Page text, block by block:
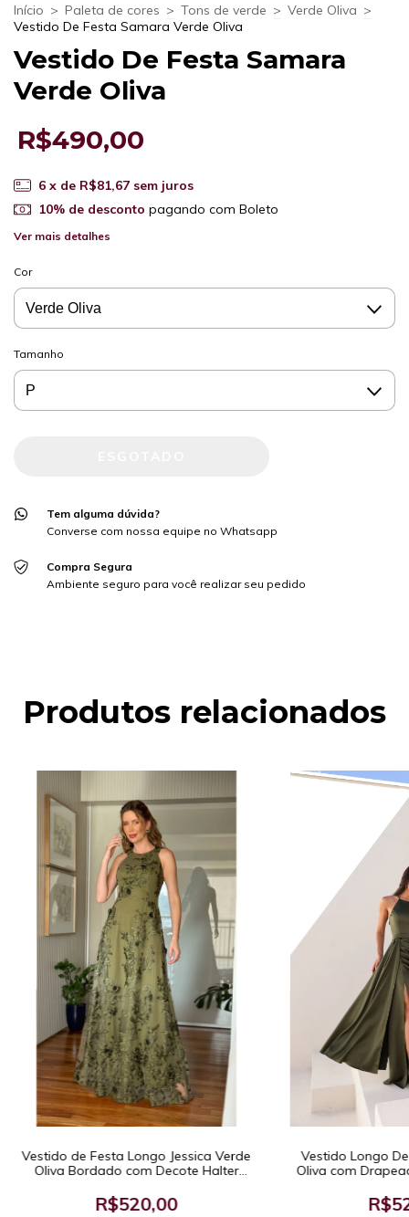
Início > Paleta de cores > Tons de verde > Verde Oliva >
Vestido De Festa Samara Verde Oliva
Vestido De Festa Samara
Verde Oliva
R$490,00
6 x de R$81,67 sem juros
10% de desconto pagando com Boleto
Ver mais detalhes
Cor
Tamanho
Tem alguma dúvida?
Converse com nossa equipe no Whatsapp
Compra Segura
Ambiente seguro para você realizar seu pedido
Produtos relacionados
Vestido de Festa Longo Jessica Verde
Oliva Bordado com Decote Halter
de Noivas (o), Madrinhas, Convidadas.
R$520,00
Vestido Longo
Oliva com